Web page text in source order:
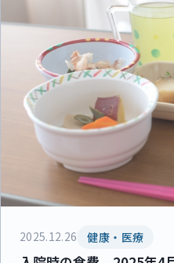
2025.12.26 健康・医療